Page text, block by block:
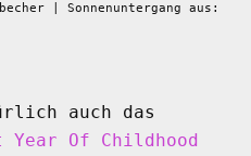
| Sonnenuntergang aus:
auch das
Year Of Childhood